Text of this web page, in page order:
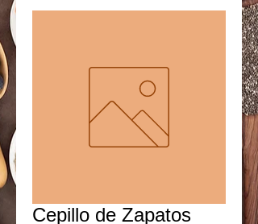
Cepillo de Zapatos